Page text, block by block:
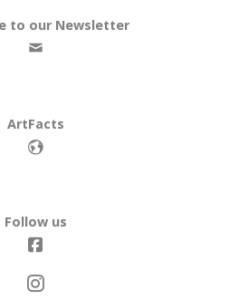
to our Newsletter
ArtFacts
Follow us